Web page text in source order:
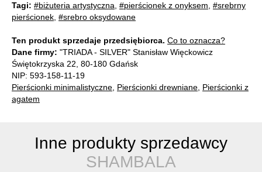
Tagi: #biżuteria artystyczna #pierścionek z onyksem #srebrny
pierścionek #srebro oksydowane
Ten produkt sprzedaje przedsiębiorca. Co to oznacza?
Dane firmy: "TRIADA - SILVER" Stanisław Więckowicz
Świętokrzyska 22, 80-180 Gdańsk
NIP: 593-158-11-19
Pierścionki minimalistyczne Pierścionki drewniane Pierścionki z
agatem
Inne produkty sprzedawcy
SHAMBALA